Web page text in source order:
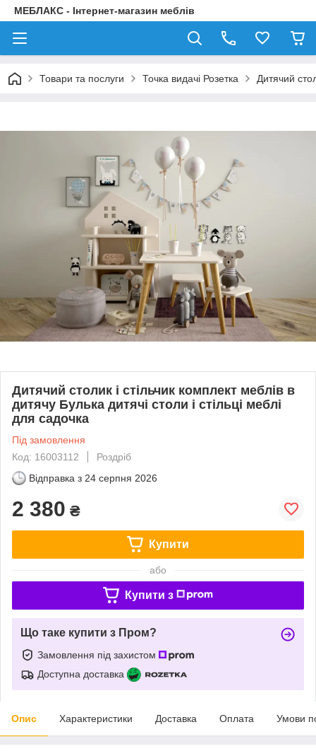
МЕБЛАКС - Інтернет-магазин меблів
Товари та послуги Точка видачі Розетка Дитячий
Дитячий столик і стільчик комплект меблів в
дитячу Булька дитячі столи і стільці меблі
для садочка
Під замовлення
Код: 16003112
Роздріб
Відправка з 24 серпня 2026
2 380 ₴
Купити
або
Купити з
Що таке купити з Пром?
Замовлення під захистом
Доступна доставка
Опис Характеристики Доставка Оплата Умови